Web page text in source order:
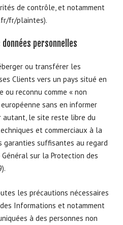
de contrôle, et notamment
fr/plaintes).
personnelles
ou transférer les
Clients vers un pays situé en
ou reconnu comme « non
sans en informer
autant, le site reste libre du
et commerciaux à la
garanties suffisantes au regard
sur la Protection des
les précautions nécessaires
Informations et notamment
à des personnes non